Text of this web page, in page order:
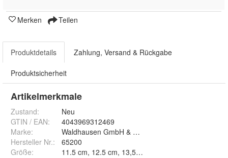
Merken Teilen
Produktdetails Zahlung, Versand & Rückgabe
Produktsicherheit
Artikelmerkmale
Zustand:
Neu
GTIN / EAN:
4043969312469
Marke:
Waldhausen GmbH & Co. KG
Hersteller Nr.:
65200
Größe: